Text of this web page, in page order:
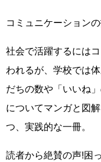
コミュニケーション
社会で活躍するには
われるが、学校では
だちの数や「いいね
についてマンガと図
つ、実践的な一冊。
読者から絶賛の声!困